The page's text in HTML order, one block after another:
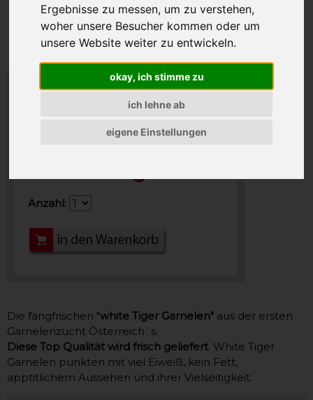
Ergebnisse zu messen, um zu verstehen,
woher unsere Besucher kommen oder um
unsere Website weiter zu entwickeln.
okay, ich stimme zu
ich lehne ab
eigene Einstellungen
Preis inkl. MwSt., zzgl. VSK
97,80 EUR pro kg
Anzahl:
Die fangfrischen "white Tiger Garnelen" aus der ersten
Garnelenzucht Österreich`s.
Diese Top Qualität wird frisch geliefert. White Tiger
Garnelen punkten mit viel Eiweiß, kein Fett,
apptitlichem Aussehen und ihrer Vielseitigkeit.